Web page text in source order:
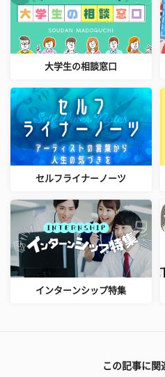
大学生の相談窓口
セルフライナーノーツ
インターンシップ特集
この記事に関